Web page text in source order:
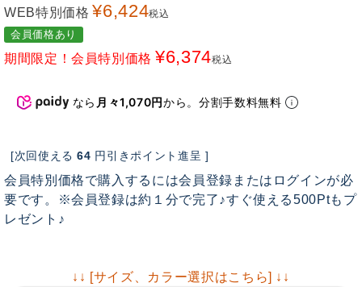
WEB特別価格 ¥6,424税込
会員価格あり
期間限定！会員特別価格 ¥6,374税込
なら 月々1,070円から。分割手数料無料
[次回使える 64 円引きポイント進呈 ]
会員特別価格で購入するには会員登録またはログインが必
要です。※会員登録は約１分で完了♪すぐ使える500Ptもプ
レゼント♪
↓↓ [サイズ、カラー選択はこちら] ↓↓